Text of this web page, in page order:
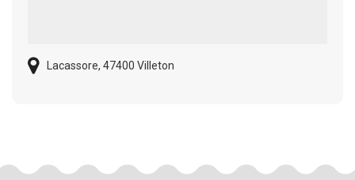
Lacassore, 47400 Villeton